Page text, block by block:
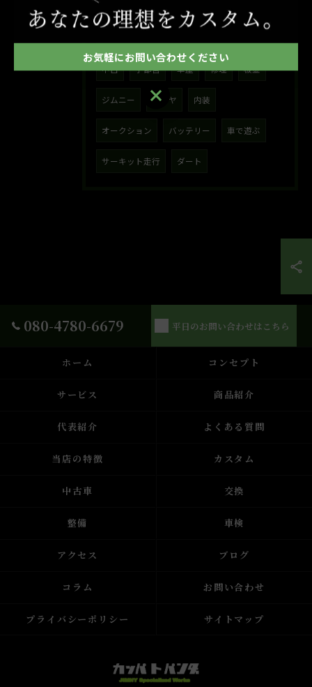
タグ Tags
中古 宇都宮 車屋 修理 板金
ジムニー タイヤ 内装
オークション バッテリー 車で遊ぶ
サーキット走行 ダート
080-4780-6679 平日のお問い合わせはこちら
ホーム コンセプト
サービス 商品紹介
代表紹介 よくある質問
当店の特徴 カスタム
中古車 交換
整備 車検
アクセス ブログ
コラム お問い合わせ
プライバシーポリシー サイトマップ
お気軽にお問い合わせください
お気軽にお問い合わせください